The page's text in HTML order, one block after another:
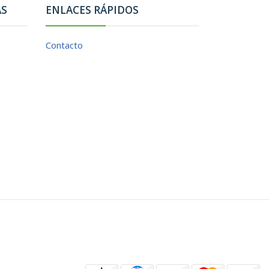
ENLACES RÁPIDOS
Contacto